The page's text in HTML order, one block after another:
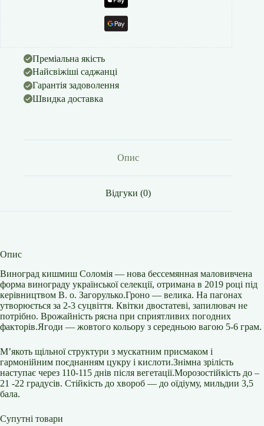
Преміальна якість
Найсвіжіші саджанці
Гарантія задоволення
Швидка доставка
Опис
Відгуки (0)
Опис
Виноград кишмиш Соломія — нова бессемянная маловивчена
форма винограду української селекції, отримана в 2019 році під
керівництвом В. о. Загорулько.Гроно — велика. На пагонах
утворюється за 2-3 суцвіття. Квітки двостатеві, запилювач не
потрібно. Врожайність рясна при сприятливих погодних
факторів.Ягоди — жовтого кольору з середньою вагою 5-6 грам.
М’якоть щільної структури з мускатним присмаком і
гармонійним поєднанням цукру і кислоти.Знімна зрілість
наступає через 110-115 днів після вегетації.Морозостійкість до –
21 -22 градусів. Стійкість до хвороб — до оїдіуму, мильдии 3,5
бала.
Супутні товари